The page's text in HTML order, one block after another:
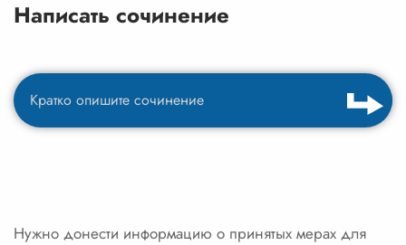
Написать сочинение
Нужно донести информацию о принятых мерах для